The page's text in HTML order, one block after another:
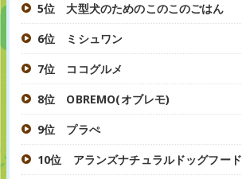
5位 大型犬のためのこのこのごはん
6位 ミシュワン
7位 ココグルメ
8位 OBREMO(オブレモ)
9位 プラぺ
10位 アランズナチュラルドッグフード